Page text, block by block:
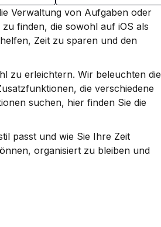
Verwaltung von Aufgaben oder
finden, die sowohl auf iOS als
Zeit zu sparen und den
zu erleichtern. Wir beleuchten die
die verschiedene
suchen, hier finden Sie die
passt und wie Sie Ihre Zeit
organisiert zu bleiben und